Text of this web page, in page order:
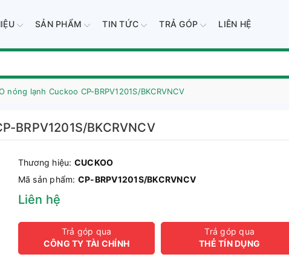
SẢN PHẨM TIN TỨC TRẢ GÓP LIÊN HỆ
nóng lạnh Cuckoo CP-BRPV1201S/BKCRVNCV
BRPV1201S/BKCRVNCV
Thương hiệu: CUCKOO
Mã sản phẩm: CP-BRPV1201S/BKCRVNCV
Liên hệ
Trả góp qua
CÔNG TY TÀI CHÍNH
Trả góp qua
THẺ TÍN DỤNG